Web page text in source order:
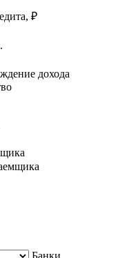
₽
дохода
Банки